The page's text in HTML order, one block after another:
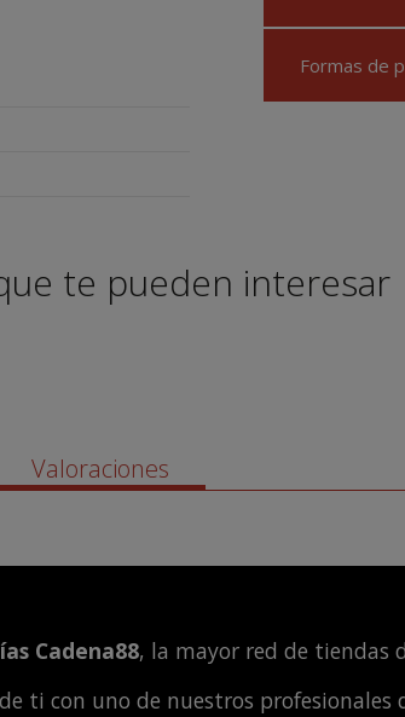
Formas de
te pueden interesar
Valoraciones
Cadena88, la mayor red de tiendas
de ti con uno de nuestros profesionales